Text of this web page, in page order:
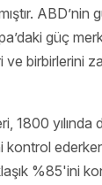
ABD’nin
güç
birbirlerini
1800 yılında
%85'ini